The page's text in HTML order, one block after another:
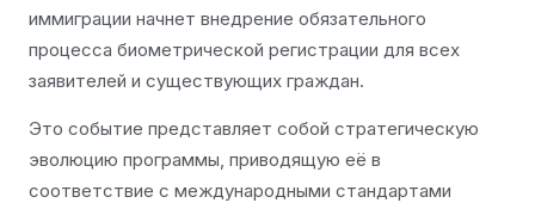
иммиграции начнет внедрение обязательного
процесса биометрической регистрации для всех
заявителей и существующих граждан.
Это событие представляет собой стратегическую
эволюцию программы, приводящую её в
соответствие с международными стандартами